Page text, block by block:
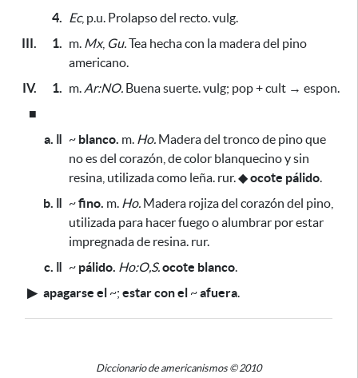
4. Ec, p.u. Prolapso del recto. vulg.
III.
1. m. Mx, Gu.Tea hecha con la madera del pino
americano.
IV.
1. m. Ar:NO. Buena suerte. vulg; pop + cult → espon.
■
a. ǁ ~ blanco. m. Ho. Madera del tronco de pino que
no es del corazón, de color blanquecino y sin
resina, utilizada como leña. rur.◆ocote pálido.
b. ǁ ~fino. m. Ho. Madera rojiza del corazón del pino,
utilizada para hacer fuego o alumbrar por estar
impregnada de resina. rur.
c. ǁ ~ pálido. Ho:O,S.ocote blanco.
▶ apagarse el ~; estar con el ~afuera.
Diccionario de americanismos © 2010